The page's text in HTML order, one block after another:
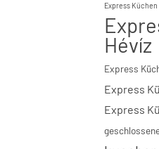
Express Küchen
Hévíz
Express
Express
Express